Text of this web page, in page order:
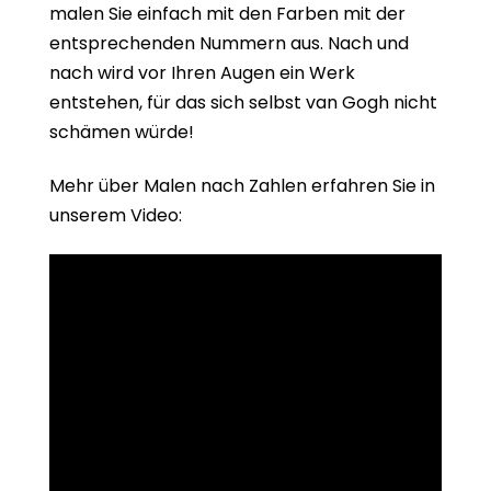
malen Sie einfach mit den Farben mit der
entsprechenden Nummern aus. Nach und
nach wird vor Ihren Augen ein Werk
entstehen, für das sich selbst van Gogh nicht
schämen würde!
Mehr über Malen nach Zahlen erfahren Sie in
unserem Video: